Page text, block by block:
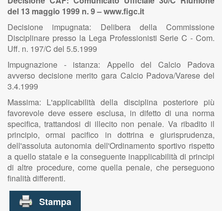
del 13 maggio 1999 n. 9 – www.figc.it
Decisione impugnata: Delibera della Commissione
Disciplinare presso la Lega Professionisti Serie C - Com.
Uff. n. 197/C del 5.5.1999
Impugnazione - istanza: Appello del Calcio Padova
avverso decisione merito gara Calcio Padova/Varese del
3.4.1999
Massima: L'applicabilità della disciplina posteriore più
favorevole deve essere esclusa, in difetto di una norma
specifica, trattandosi di illecito non penale. Va ribadito il
principio, ormai pacifico in dottrina e giurisprudenza,
dell'assoluta autonomia dell'Ordinamento sportivo rispetto
a quello statale e la conseguente inapplicabilità di principi
di altre procedure, come quella penale, che perseguono
finalità differenti.